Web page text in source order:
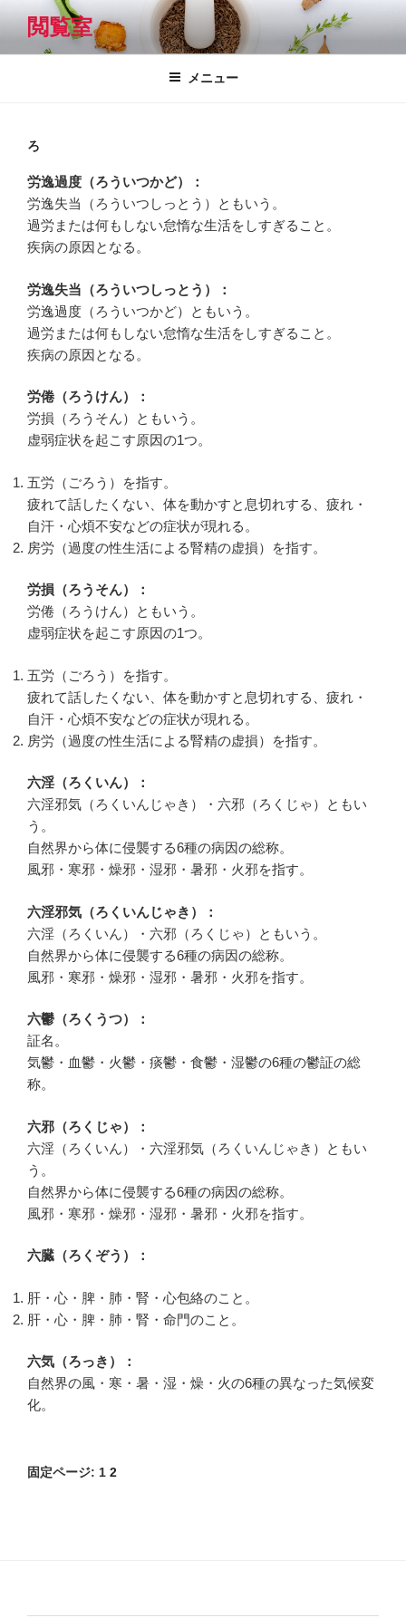
テ
閲覧室
メニュー
ろ
労逸過度（ろういつかど）：
労逸失当（ろういつしっとう）ともいう。
過労または何もしない怠惰な生活をしすぎること。
疾病の原因となる。
労逸失当（ろういつしっとう）：
労逸過度（ろういつかど）ともいう。
過労または何もしない怠惰な生活をしすぎること。
疾病の原因となる。
労倦（ろうけん）：
労損（ろうそん）ともいう。
虚弱症状を起こす原因の1つ。
五労（ごろう）を指す。
疲れて話したくない、体を動かすと息切れする、疲れ・
自汗・心煩不安などの症状が現れる。
房労（過度の性生活による腎精の虚損）を指す。
労損（ろうそん）：
労倦（ろうけん）ともいう。
虚弱症状を起こす原因の1つ。
五労（ごろう）を指す。
疲れて話したくない、体を動かすと息切れする、疲れ・
自汗・心煩不安などの症状が現れる。
房労（過度の性生活による腎精の虚損）を指す。
六淫（ろくいん）：
六淫邪気（ろくいんじゃき）・六邪（ろくじゃ）ともい
う。
自然界から体に侵襲する6種の病因の総称。
風邪・寒邪・燥邪・湿邪・暑邪・火邪を指す。
六淫邪気（ろくいんじゃき）：
六淫（ろくいん）・六邪（ろくじゃ）ともいう。
自然界から体に侵襲する6種の病因の総称。
風邪・寒邪・燥邪・湿邪・暑邪・火邪を指す。
六鬱（ろくうつ）：
証名。
気鬱・血鬱・火鬱・痰鬱・食鬱・湿鬱の6種の鬱証の総
称。
六邪（ろくじゃ）：
六淫（ろくいん）・六淫邪気（ろくいんじゃき）ともい
う。
自然界から体に侵襲する6種の病因の総称。
風邪・寒邪・燥邪・湿邪・暑邪・火邪を指す。
六臓（ろくぞう）：
肝・心・脾・肺・腎・心包絡のこと。
肝・心・脾・肺・腎・命門のこと。
六気（ろっき）：
自然界の風・寒・暑・湿・燥・火の6種の異なった気候変
化。
固定ページ: 1 2